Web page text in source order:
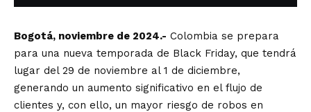
Bogotá, noviembre de 2024.- Colombia se prepara
para una nueva temporada de Black Friday, que tendrá
lugar del 29 de noviembre al 1 de diciembre,
generando un aumento significativo en el flujo de
clientes y, con ello, un mayor riesgo de robos en